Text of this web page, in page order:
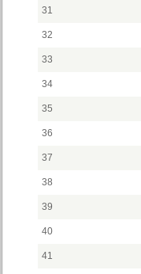
31
32
33
34
35
36
37
38
39
40
41